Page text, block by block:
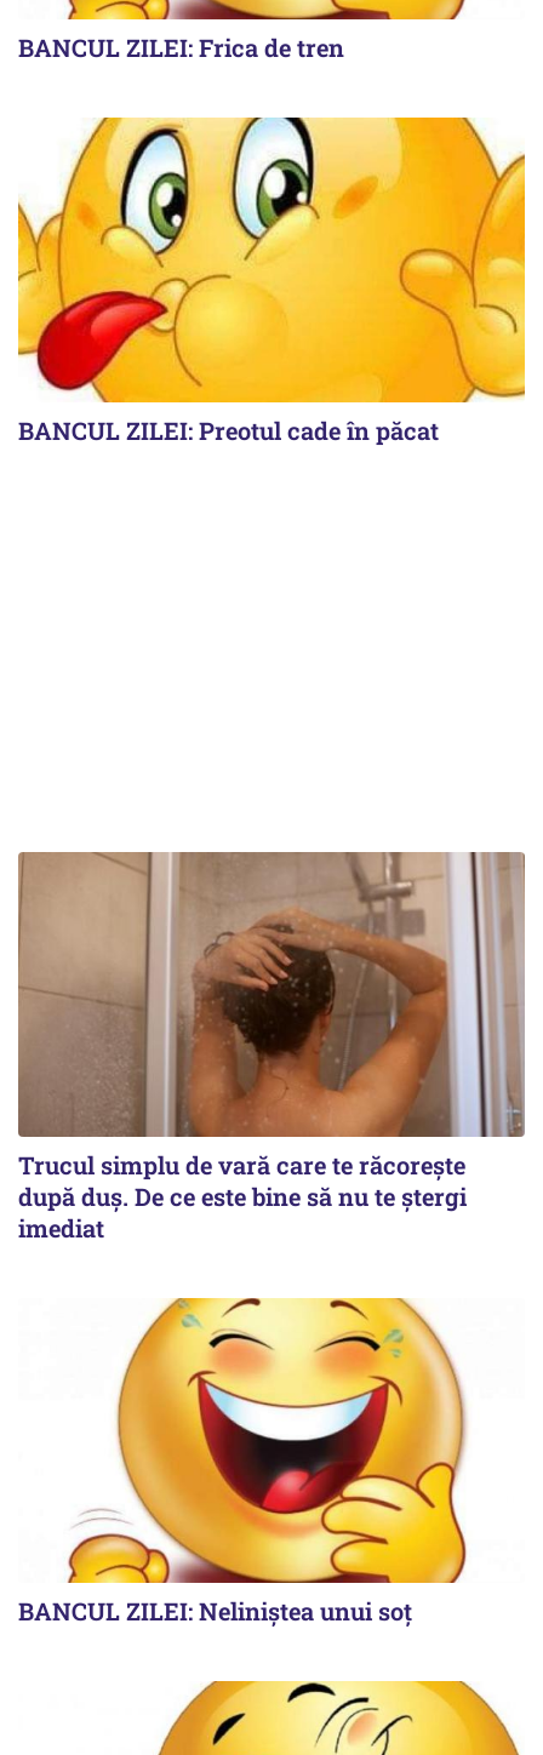
BANCUL ZILEI: Frica de tren
BANCUL ZILEI: Preotul cade în păcat
Trucul simplu de vară care te răcorește
după duș. De ce este bine să nu te ștergi
imediat
BANCUL ZILEI: Neliniștea unui soț